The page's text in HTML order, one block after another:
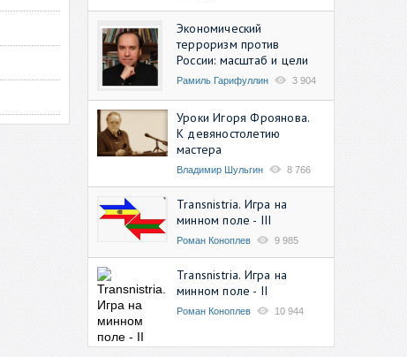
Экономический
терроризм против
России: масштаб и цели
Рамиль Гарифуллин 3 904
Уроки Игоря Фроянова.
К девяностолетию
мастера
Владимир Шульгин 8 766
Transnistria. Игра на
минном поле - III
Роман Коноплев 9 985
Transnistria. Игра на
минном поле - II
Роман Коноплев 10 944